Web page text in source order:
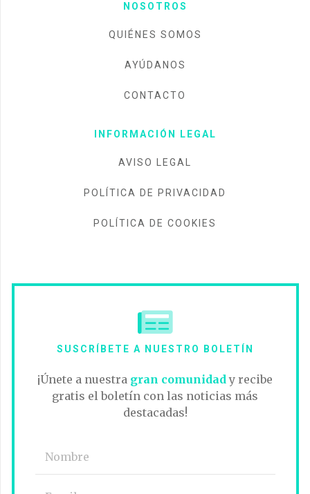
NOSOTROS
QUIÉNES SOMOS
AYÚDANOS
CONTACTO
INFORMACIÓN LEGAL
AVISO LEGAL
POLÍTICA DE PRIVACIDAD
POLÍTICA DE COOKIES
SUSCRÍBETE A NUESTRO BOLETÍN
¡Únete a nuestra gran comunidady recibe
gratis el boletín con las noticias más
destacadas!